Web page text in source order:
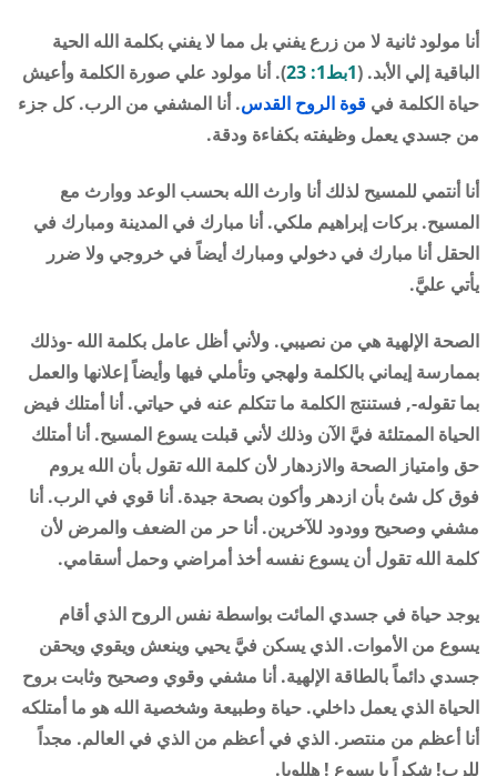
أنا مولود ثانية لا من زرع يفني بل مما لا يفني بكلمة الله الحية
الباقية إلي الأبد. (1بط1: 23
). أنا مولود علي صورة الكلمة وأعيش
حياة الكلمة في قوة الروح القدس. أنا المشفي من الرب. كل جزء
من جسدي يعمل وظيفته بكفاءة ودقة.
أنا أنتمي للمسيح لذلك أنا وارث الله بحسب الوعد ووارث مع
المسيح. بركات إبراهيم ملكي. أنا مبارك في المدينة ومبارك في
الحقل أنا مبارك في دخولي ومبارك أيضاً في خروجي ولا ضرر
يأتي عليَّ.
الصحة الإلهية هي من نصيبي. ولأني أظل عامل بكلمة الله -وذلك
بممارسة إيماني بالكلمة ولهجي وتأملي فيها وأيضاً إعلانها والعمل
بما تقوله-, فستنتج الكلمة ما تتكلم عنه في حياتي. أنا أمتلك فيض
الحياة الممتلئة فيَّ الآن وذلك لأني قبلت يسوع المسيح. أنا أمتلك
حق وامتياز الصحة والازدهار لأن كلمة الله تقول بأن الله يروم
فوق كل شئ بأن ازدهر وأكون بصحة جيدة. أنا قوي في الرب. أنا
مشفي وصحيح وودود للآخرين. أنا حر من الضعف والمرض لأن
كلمة الله تقول أن يسوع نفسه أخذ أمراضي وحمل أسقامي.
يوجد حياة في جسدي المائت بواسطة نفس الروح الذي أقام
يسوع من الأموات. الذي يسكن فيَّ يحيي وينعش ويقوي ويحقن
جسدي دائماً بالطاقة الإلهية. أنا مشفي وقوي وصحيح وثابت بروح
الحياة الذي يعمل داخلي. حياة وطبيعة وشخصية الله هو ما أمتلكه
أنا أعظم من منتصر. الذي في أعظم من الذي في العالم. مجداً
للرب! شكراً يا يسوع ! هللويا.